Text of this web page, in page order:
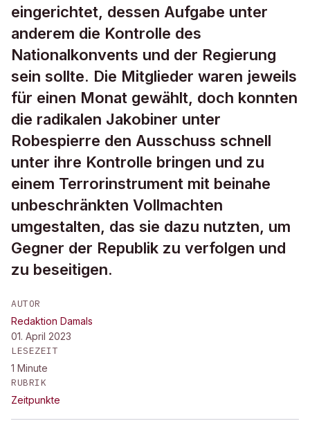
eingerichtet, dessen Aufgabe unter
anderem die Kontrolle des
Nationalkonvents und der Regierung
sein sollte. Die Mitglieder waren jeweils
für einen Monat gewählt, doch konnten
die radikalen Jakobiner unter
Robespierre den Ausschuss schnell
unter ihre Kontrolle bringen und zu
einem Terrorinstrument mit beinahe
unbeschränkten Vollmachten
umgestalten, das sie dazu nutzten, um
Gegner der Republik zu verfolgen und
zu beseitigen.
AUTOR
Redaktion Damals
01. April 2023
LESEZEIT
1 Minute
RUBRIK
Zeitpunkte